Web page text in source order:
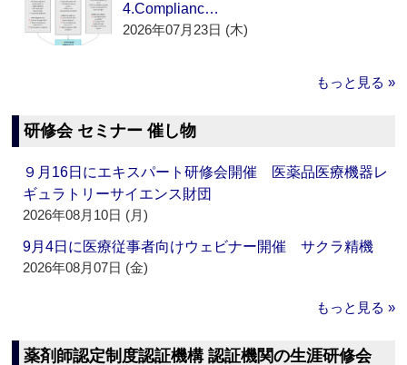
4.Complianc…
2026年07月23日 (木)
もっと見る »
研修会 セミナー 催し物
９月16日にエキスパート研修会開催 医薬品医療機器レ
ギュラトリーサイエンス財団
2026年08月10日 (月)
9月4日に医療従事者向けウェビナー開催 サクラ精機
2026年08月07日 (金)
もっと見る »
薬剤師認定制度認証機構 認証機関の生涯研修会